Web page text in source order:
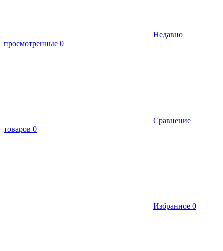
Недавно
просмотренные 0
Сравнение
товаров 0
Избранное 0